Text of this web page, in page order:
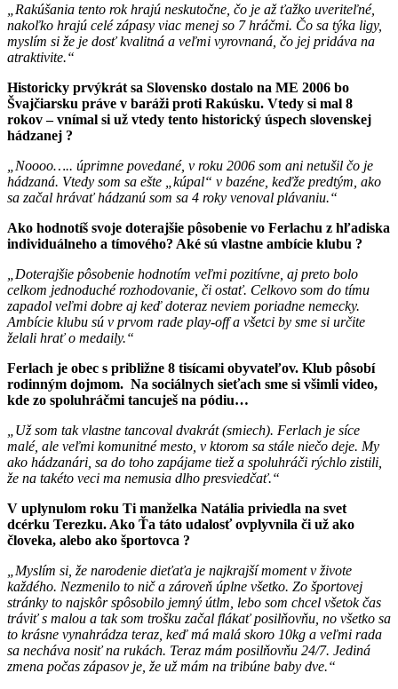
„Rakúšania tento rok hrajú neskutočne, čo je až ťažko uveriteľné,
nakoľko hrajú celé zápasy viac menej so 7 hráčmi. Čo sa týka ligy,
myslím si že je dosť kvalitná a veľmi vyrovnaná, čo jej pridáva na
atraktivite.“
Historicky prvýkrát sa Slovensko dostalo na ME 2006 bo
Švajčiarsku práve v baráži proti Rakúsku. Vtedy si mal 8
rokov – vnímal si už vtedy tento historický úspech slovenskej
hádzanej ?
„Noooo….. úprimne povedané, v roku 2006 som ani netušil čo je
hádzaná. Vtedy som sa ešte „kúpal“ v bazéne, keďže predtým, ako
sa začal hrávať hádzanú som sa 4 roky venoval plávaniu.“
Ako hodnotíš svoje doterajšie pôsobenie vo Ferlachu z hľadiska
individuálneho a tímového? Aké sú vlastne ambície klubu ?
„Doterajšie pôsobenie hodnotím veľmi pozitívne, aj preto bolo
celkom jednoduché rozhodovanie, či ostať. Celkovo som do tímu
zapadol veľmi dobre aj keď doteraz neviem poriadne nemecky.
Ambície klubu sú v prvom rade play-off a všetci by sme si určite
želali hrať o medaily.“
Ferlach je obec s približne 8 tisícami obyvateľov. Klub pôsobí
rodinným dojmom. Na sociálnych sieťach sme si všimli video,
kde zo spoluhráčmi tancuješ na pódiu…
„Už som tak vlastne tancoval dvakrát (smiech). Ferlach je síce
malé, ale veľmi komunitné mesto, v ktorom sa stále niečo deje. My
ako hádzanári, sa do toho zapájame tiež a spoluhráči rýchlo zistili,
že na takéto veci ma nemusia dlho presviedčať.“
V uplynulom roku Ti manželka Natália priviedla na svet
dcérku Terezku. Ako Ťa táto udalosť ovplyvnila či už ako
človeka, alebo ako športovca ?
„Myslím si, že narodenie dieťaťa je najkrajší moment v živote
každého. Nezmenilo to nič a zároveň úplne všetko. Zo športovej
stránky to najskôr spôsobilo jemný útlm, lebo som chcel všetok čas
tráviť s malou a tak som trošku začal flákať posilňovňu, no všetko sa
to krásne vynahrádza teraz, keď má malá skoro 10kg a veľmi rada
sa necháva nosiť na rukách. Teraz mám posilňovňu 24/7. Jediná
zmena počas zápasov je, že už mám na tribúne baby dve.“